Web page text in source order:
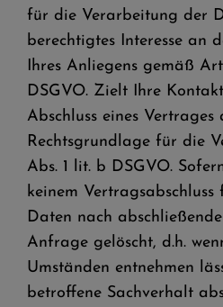
für die Verarbeitung der
berechtigtes Interesse an
Ihres Anliegens gemäß
DSGVO. Zielt Ihre
Abschluss eines Vertrages
Rechtsgrundlage für die
Abs. 1 lit. b DSGVO.
keinem
Daten nach
Anfrage gelöscht, d.h.
Umständen entnehmen
betroffene Sachverhalt